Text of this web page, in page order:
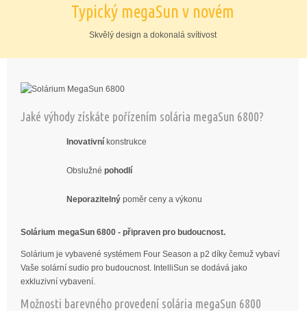
Typický megaSun v novém
Skvělý design a dokonalá svítivost
Jaké výhody získáte pořízením solária megaSun 6800?
Inovativní konstrukce
Obslužné pohodlí
Neporazitelný poměr ceny a výkonu
Solárium megaSun 6800 - připraven pro budoucnost.
Solárium je vybavené systémem Four Season a p2 díky čemuž vybaví
Vaše solární sudio pro budoucnost. IntelliSun se dodává jako
exkluzivní vybavení.
Možnosti barevného provedení solária megaSun 6800